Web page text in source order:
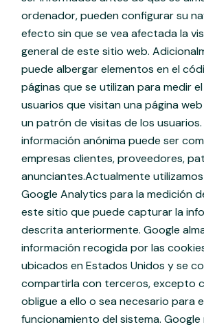
ordenador, pueden configurar su
efecto sin que se vea afectada la
general de este sitio web.
puede albergar elementos en el
páginas que se utilizan para medir
usuarios que visitan una página
un patrón de visitas de los
información anónima puede ser
empresas clientes, proveedores,
anunciantes.Actualmente
Google Analytics para la medición
este sitio que puede capturar la
descrita anteriormente. Google
información recogida por las
ubicados en Estados Unidos y se
compartirla con terceros, excepto
obligue a ello o sea necesario para
funcionamiento del sistema.